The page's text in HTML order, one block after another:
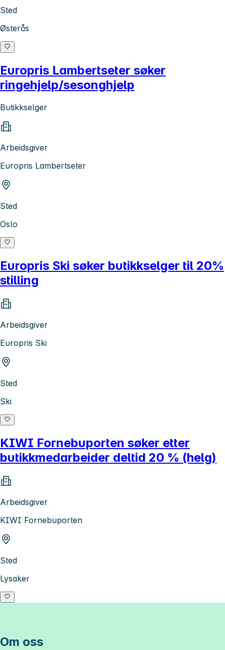
Sted
Østerås
Europris Lambertseter søker
ringehjelp/sesonghjelp
Butikkselger
Arbeidsgiver
Europris Lambertseter
Sted
Oslo
Europris Ski søker butikkselger til 20%
stilling
Arbeidsgiver
Europris Ski
Sted
Ski
KIWI Fornebuporten søker etter
butikkmedarbeider deltid 20 % (helg)
Arbeidsgiver
KIWI Fornebuporten
Sted
Lysaker
Om oss